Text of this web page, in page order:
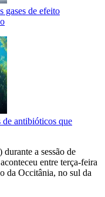
gases de efeito
antibióticos que
a sessão de
entre terça-feira
da Occitânia, no sul da